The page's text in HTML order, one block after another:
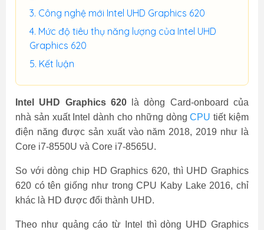
Công nghệ mới Intel UHD Graphics 620
Mức độ tiêu thụ năng lượng của Intel UHD
Graphics 620
Kết luận
Intel UHD Graphics 620là dòng Card-onboard của
nhà sản xuất Intel dành cho những dòngCPUtiết kiệm
điện năng được sản xuất vào năm 2018, 2019 như là
Core i7-8550U và Core i7-8565U.
So với dòng chip HD Graphics 620, thì UHD Graphics
620 có tên giống như trong CPU Kaby Lake 2016, chỉ
khác là HD được đổi thành UHD.
Theo như quảng cáo từ Intel thì dòng UHD Graphics